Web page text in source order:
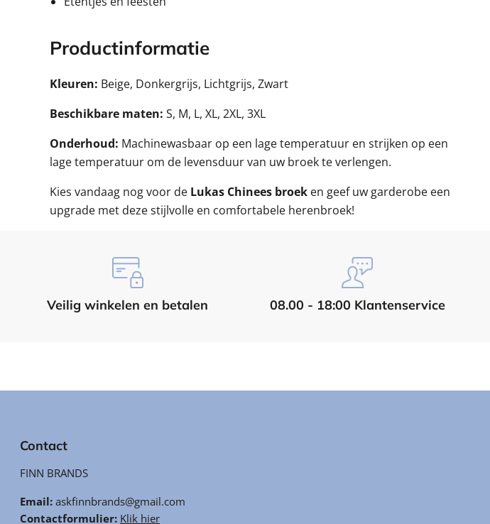
Productinformatie
Kleuren: Beige, Donkergrijs, Lichtgrijs, Zwart
Beschikbare maten: S, M, L, XL, 2XL, 3XL
Onderhoud: Machinewasbaar op een lage temperatuur en strijken op een
lage temperatuur om de levensduur van uw broek te verlengen.
Kies vandaag nog voor de Lukas Chinees broeken geef uw garderobe een
upgrade met deze stijlvolle en comfortabele herenbroek!
Veilig winkelen en betalen 08.00 - 18:00 Klantenservice
Contact
FINN BRANDS
Email: askfinnbrands@gmail.com
Contactformulier: Klik hier